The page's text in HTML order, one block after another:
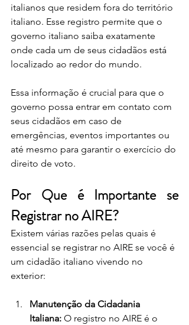
italianos que residem fora do território
italiano. Esse registro permite que o
governo italiano saiba exatamente
onde cada um de seus cidadãos está
localizado ao redor do mundo.
Essa informação é crucial para que o
governo possa entrar em contato com
seus cidadãos em caso de
emergências, eventos importantes ou
até mesmo para garantir o exercício do
direito de voto.
Por Que é Importante se
Registrar no AIRE?
Existem várias razões pelas quais é
essencial se registrar no AIRE se você é
um cidadão italiano vivendo no
exterior:
Manutenção da Cidadania
Italiana: O registro no AIRE é o